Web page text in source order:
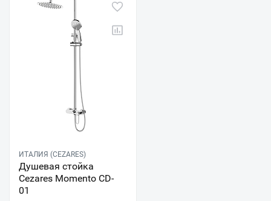
ИТАЛИЯ (CEZARES)
Душевая стойка
Cezares Momento CD-
01